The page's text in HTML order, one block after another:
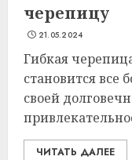
черепицу
21.05.2024
Гибкая
становится все
своей
ЧИТАТЬ ДАЛЕЕ